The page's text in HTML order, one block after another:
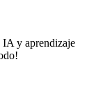
IA y aprendizaje